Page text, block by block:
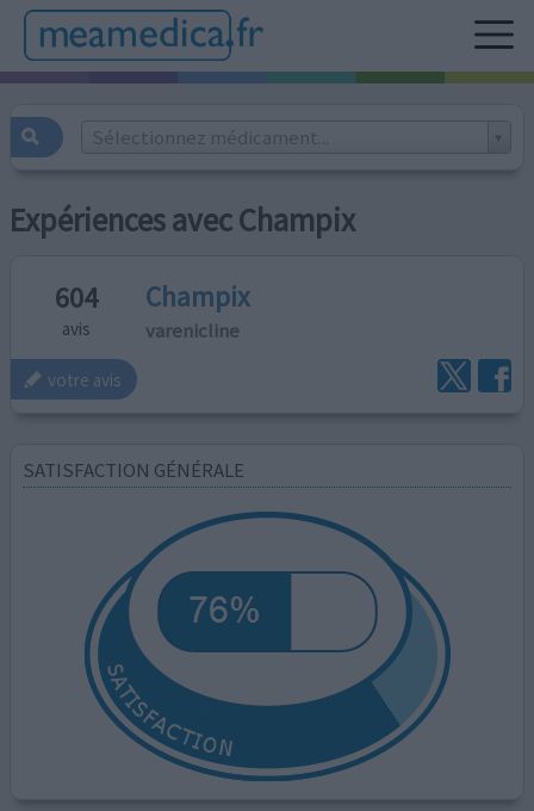
Sélectionnez médicament...
Expériences avec Champix
604
avis
Champix
varenicline
votre avis
SATISFACTION GÉNÉRALE